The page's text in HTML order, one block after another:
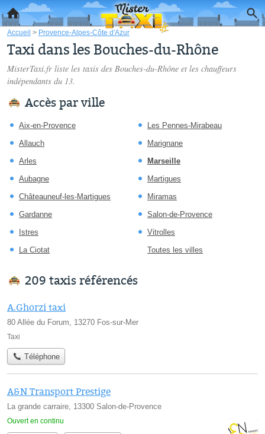
Accueil > Provence-Alpes-Côte d'Azur
Taxi dans les Bouches-du-Rhône
MisterTaxi.fr liste les taxis des Bouches-du-Rhône et les chauffeurs
indépendants du 13.
Accès par ville
Aix-en-Provence
Allauch
Arles
Aubagne
Châteauneuf-les-Martigues
Gardanne
Istres
La Ciotat
Les Pennes-Mirabeau
Marignane
Marseille
Martigues
Miramas
Salon-de-Provence
Vitrolles
Toutes les villes
209 taxis référencés
A.Ghorzi taxi
80 Allée du Forum, 13270 Fos-sur-Mer
Taxi
Téléphone
A&N Transport Prestige
La grande carraire, 13300 Salon-de-Provence
Ouvert en continu